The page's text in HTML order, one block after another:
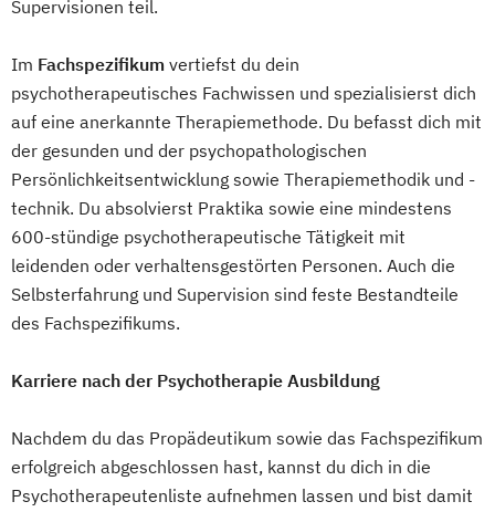
Supervisionen teil.
Im Fachspezifikum vertiefst du dein
psychotherapeutisches Fachwissen und spezialisierst dich
auf eine anerkannte Therapiemethode. Du befasst dich mit
der gesunden und der psychopathologischen
Persönlichkeitsentwicklung sowie Therapiemethodik und -
technik. Du absolvierst Praktika sowie eine mindestens
600-stündige psychotherapeutische Tätigkeit mit
leidenden oder verhaltensgestörten Personen. Auch die
Selbsterfahrung und Supervision sind feste Bestandteile
des Fachspezifikums.
Karriere nach der Psychotherapie Ausbildung
Nachdem du das Propädeutikum sowie das Fachspezifikum
erfolgreich abgeschlossen hast, kannst du dich in die
Psychotherapeutenliste aufnehmen lassen und bist damit